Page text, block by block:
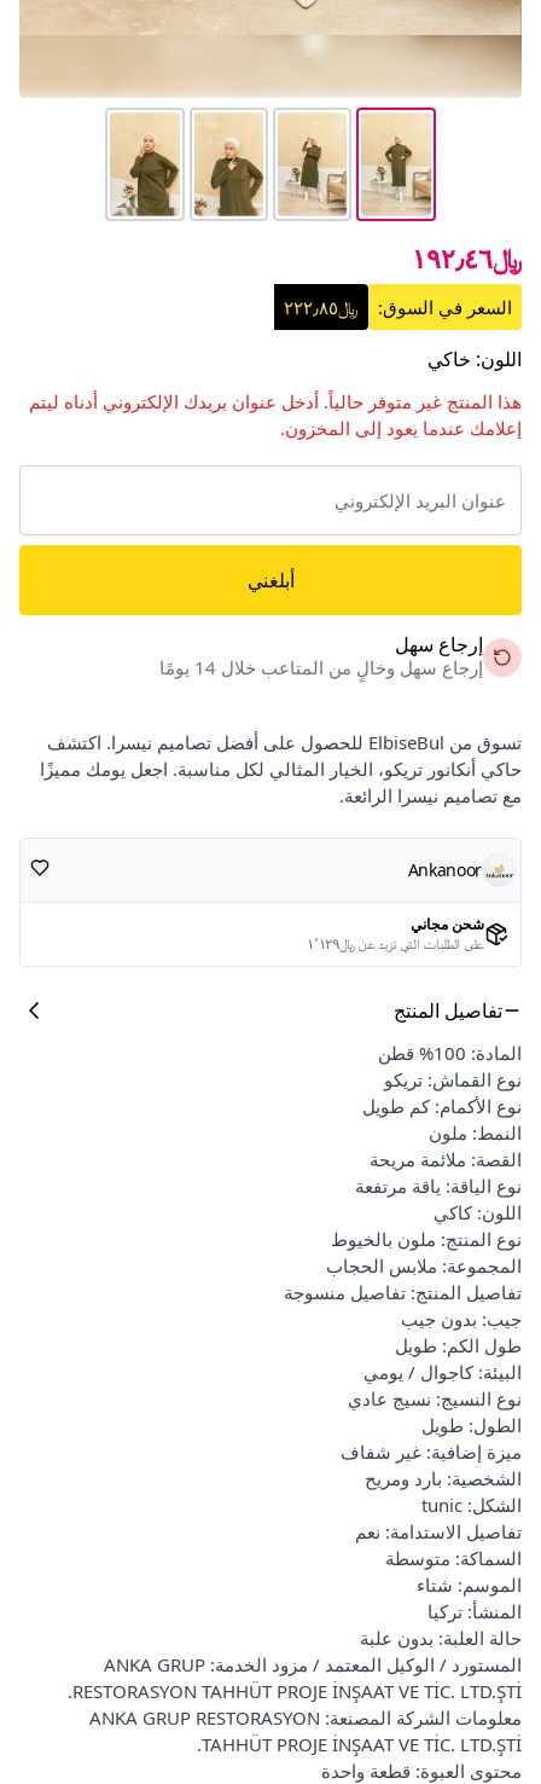
﷼١٩٢٫٤٦
السعر في السوق: ﷼٢٢٢٫٨٥
اللون: خاكي
هذا المنتج غير متوفر حالياً. أدخل عنوان بريدك الإلكتروني أدناه ليتم
إعلامك عندما يعود إلى المخزون.
أبلغني
إرجاع سهل
إرجاع سهل وخالٍ من المتاعب خلال 14 يومًا
تسوق من ElbiseBul للحصول على أفضل تصاميم نيسرا. اكتشف
حاكي أنكانور تريكو، الخيار المثالي لكل مناسبة. اجعل يومك مميزًا
مع تصاميم نيسرا الرائعة.
Ankanoor
شحن مجاني
على الطلبات التي تزيد عن ﷼١٬١٢٩
تفاصيل المنتج
المادة: 100% قطن
نوع القماش: تريكو
نوع الأكمام: كم طويل
النمط: ملون
القصة: ملائمة مريحة
نوع الياقة: ياقة مرتفعة
اللون: كاكي
نوع المنتج: ملون بالخيوط
المجموعة: ملابس الحجاب
تفاصيل المنتج: تفاصيل منسوجة
جيب: بدون جيب
طول الكم: طويل
البيئة: كاجوال / يومي
نوع النسيج: نسيج عادي
الطول: طويل
ميزة إضافية: غير شفاف
الشخصية: بارد ومريح
الشكل: tunic
تفاصيل الاستدامة: نعم
السماكة: متوسطة
الموسم: شتاء
المنشأ: تركيا
حالة العلبة: بدون علبة
المستورد / الوكيل المعتمد / مزود الخدمة: ANKA GRUP
RESTORASYON TAHHÜT PROJE İNŞAAT VE TİC. LTD.ŞTİ.
معلومات الشركة المصنعة: ANKA GRUP RESTORASYON
TAHHÜT PROJE İNŞAAT VE TİC. LTD.ŞTİ.
محتوى العبوة: قطعة واحدة